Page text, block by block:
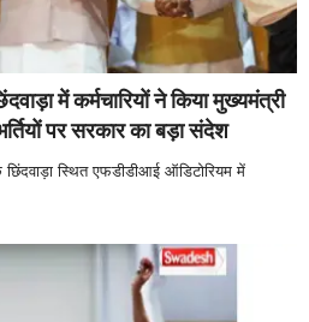
में कर्मचारियों ने किया मुख्यमंत्री
पर सरकार का बड़ा संदेश
स्थित एफडीडीआई ऑडिटोरियम में